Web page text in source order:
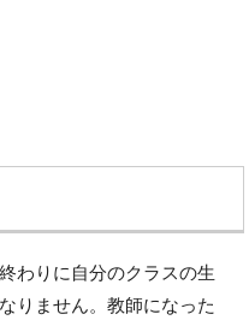
わりに自分のクラスの生
りません。教師になった